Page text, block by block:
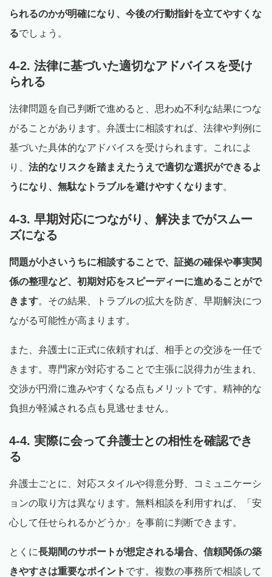
られるのかが明確になり、今後の行動指針を立てやすくな
るでしょう。
4-2. 法律に基づいた適切なアドバイスを受け
られる
法律問題を自己判断で進めると、思わぬ不利な結果につな
がることがあります。弁護士に相談すれば、法律や判例に
基づいた具体的なアドバイスを受けられます。これによ
り、 法的なリスクを踏まえたうえで適切な選択ができるよ
うになり、無駄なトラブルを避けやすくなります。
4-3. 早期対応につながり、解決までがスムー
ズになる
問題が小さいうちに相談することで、証拠の確保や事実関
係の整理など、初期対応をスピーディーに進めることがで
きます。その結果、トラブルの拡大を防ぎ、早期解決につ
ながる可能性が高まります。
また、弁護士に正式に依頼すれば、相手との交渉を一任で
きます。専門家が対応することで主張に説得力が生まれ、
交渉が円滑に進みやすくなる点もメリットです。精神的な
負担が軽減される点も見逃せません。
4-4. 実際に会って弁護士との相性を確認でき
る
弁護士ごとに、対応スタイルや得意分野、コミュニケーシ
ョンの取り方は異なります。無料相談を利用すれば、「安
心して任せられるかどうか」を事前に判断できます。
とくに長期間のサポートが想定される場合、信頼関係の築
きやすさは重要なポイント です。複数の事務所で相談して